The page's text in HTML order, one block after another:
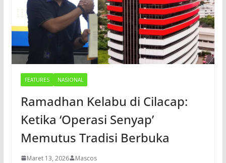
FEATURES NASIONAL
Ramadhan Kelabu di Cilacap:
Ketika ‘Operasi Senyap’
Memutus Tradisi Berbuka
Maret 13, 2026 Mascos